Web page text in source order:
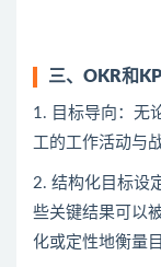
三、OKR和
1. 目标导向：无
工的工作活动与
2. 结构化目标设
些关键结果可以
化或定性地衡量